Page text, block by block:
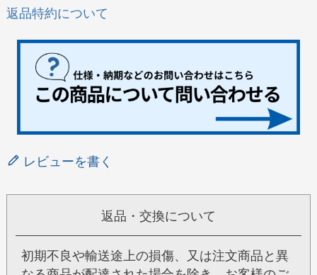
返品特約について
レビューを書く
返品・交換について
初期不良や輸送途上の損傷、又は注文商品と異